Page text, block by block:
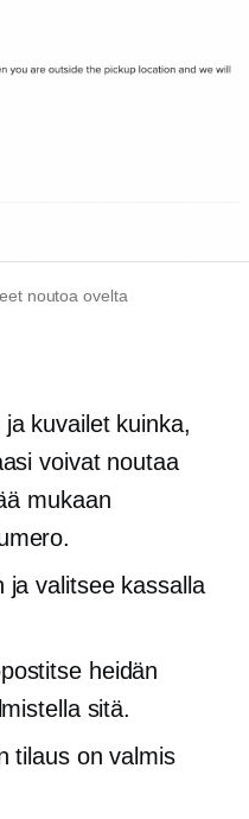
noutoa ovelta
kuvailet kuinka,
voivat noutaa
mukaan
ja valitsee kassalla
heidän
sitä.
tilaus on valmis